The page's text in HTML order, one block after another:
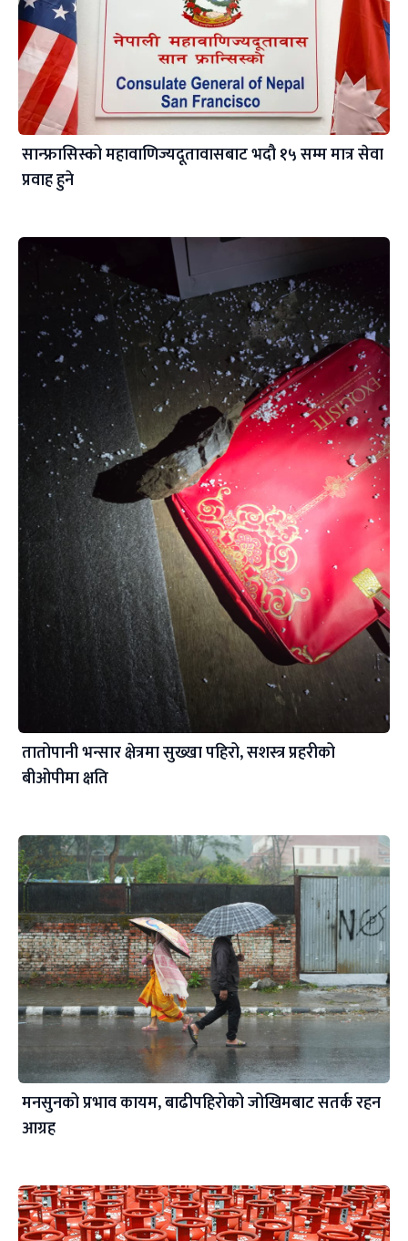
सान्फ्रासिस्को महावाणिज्यदूतावासबाट भदौ १५ सम्म मात्र सेवा
प्रवाह हुने
तातोपानी भन्सार क्षेत्रमा सुख्खा पहिरो, सशस्त्र प्रहरीको
बीओपीमा क्षति
मनसुनको प्रभाव कायम, बाढीपहिरोको जोखिमबाट सतर्क रहन
आग्रह